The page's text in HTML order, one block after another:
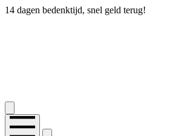
14 dagen bedenktijd, snel geld terug!